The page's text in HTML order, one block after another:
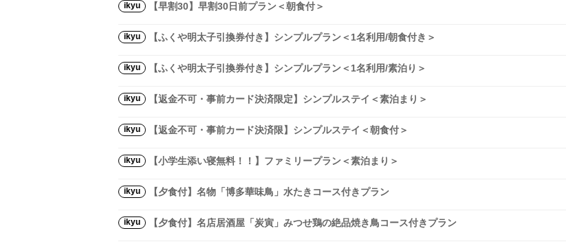
ikyu 【早割30】早割30日前プラン＜朝食付＞
ikyu 【ふくや明太子引換券付き】シンプルプラン＜1名利用/朝食付き＞
ikyu 【ふくや明太子引換券付き】シンプルプラン＜1名利用/素泊り＞
ikyu 【返金不可・事前カード決済限定】シンプルステイ＜素泊まり＞
ikyu 【返金不可・事前カード決済限】シンプルステイ＜朝食付＞
ikyu 【小学生添い寝無料！！】ファミリープラン＜素泊まり＞
ikyu 【夕食付】名物「博多華味鳥」水たきコース付きプラン
ikyu 【夕食付】名店居酒屋「炭寅」みつせ鶏の絶品焼き鳥コース付きプラン